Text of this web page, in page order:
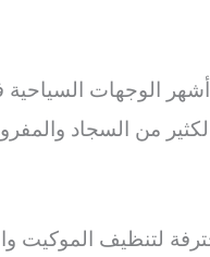
الوجهات السياحية
من السجاد
لتنظيف الموكيت